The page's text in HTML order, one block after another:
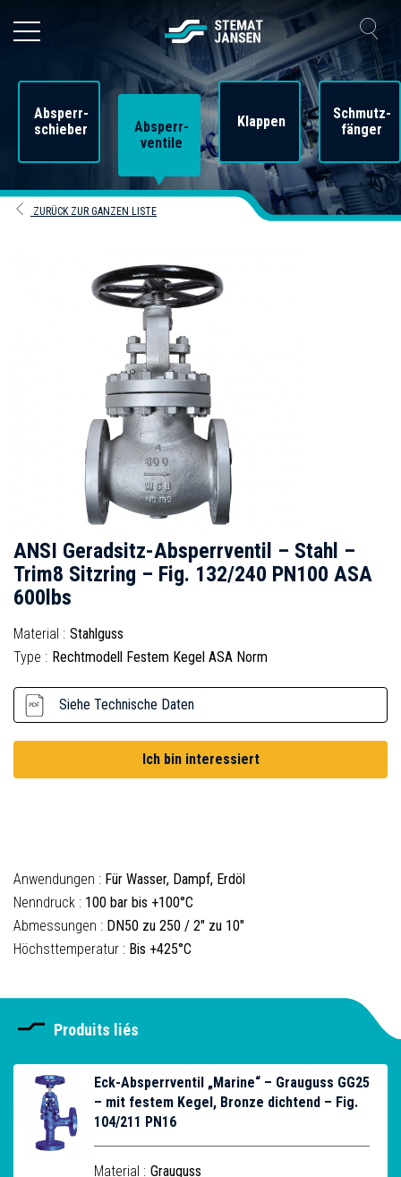
Absperr-
schieber
Absperr-
ventile
Klappen
Schmutz-
fänger
ZURÜCK ZUR GANZEN LISTE
ANSI Geradsitz-Absperrventil – Stahl –
Trim8 Sitzring – Fig. 132/240 PN100 ASA
600lbs
Material : Stahlguss
Type : Rechtmodell Festem Kegel ASA Norm
Siehe Technische Daten
Ich bin interessiert
Anwendungen : Für Wasser, Dampf, Erdöl
Nenndruck : 100 bar bis +100°C
Abmessungen : DN50 zu 250 / 2" zu 10"
Höchsttemperatur : Bis +425°C
Produits liés
Eck-Absperrventil „Marine“ – Grauguss GG25
– mit festem Kegel, Bronze dichtend – Fig.
104/211 PN16
Material : Grauguss